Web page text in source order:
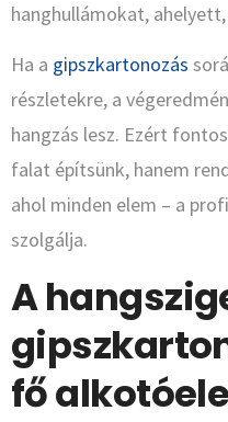
hanghullámokat,
Ha a gipszkartonozás
részletekre, a
hangzás lesz. Ezért
falat építsünk, hanem
ahol minden elem – a
szolgálja.
A
fő